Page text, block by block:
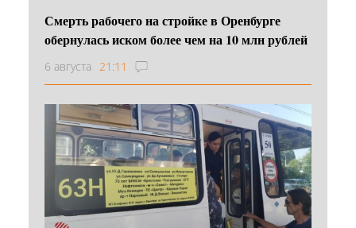
Смерть рабочего на стройке в Оренбурге
обернулась иском более чем на 10 млн рублей
6 августа 21:11